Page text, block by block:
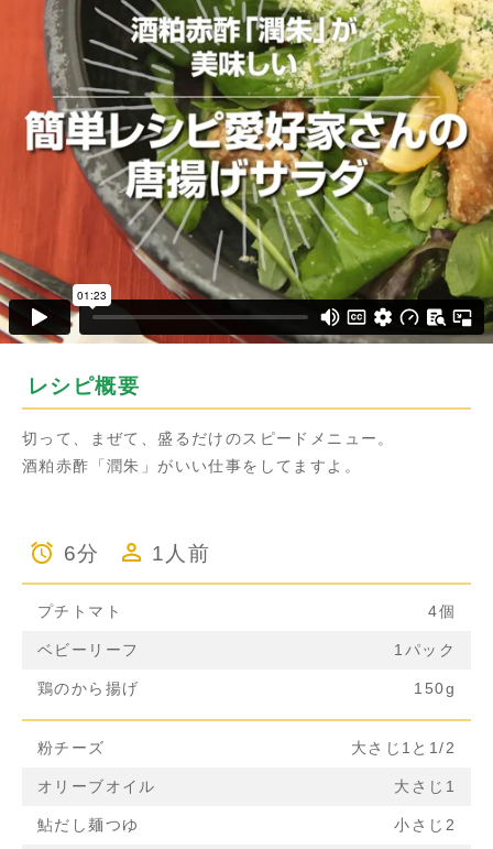
レシピ概要
切って、まぜて、盛るだけのスピードメニュー。
酒粕赤酢「潤朱」がいい仕事をしてますよ。
6分 1人前
プチトマト 4個
ベビーリーフ 1パック
鶏のから揚げ 150g
粉チーズ 大さじ1と1/2
オリーブオイル 大さじ1
鮎だし麺つゆ 小さじ2